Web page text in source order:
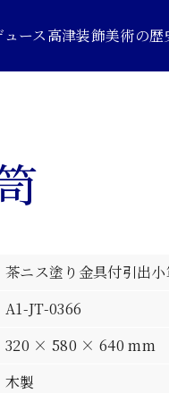
ース高津装飾美術の歴
茶ニス塗り金具付引出小
A1-JT-0366
320 × 580 × 640 mm
木製